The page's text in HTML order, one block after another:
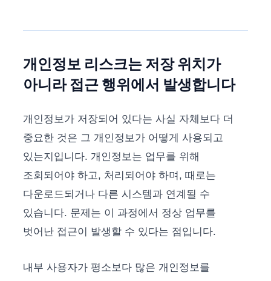
개인정보 리스크는 저장 위치가
아니라 접근 행위에서 발생합니다
개인정보가 저장되어 있다는 사실 자체보다 더
중요한 것은 그 개인정보가 어떻게 사용되고
있는지입니다. 개인정보는 업무를 위해
조회되어야 하고, 처리되어야 하며, 때로는
다운로드되거나 다른 시스템과 연계될 수
있습니다. 문제는 이 과정에서 정상 업무를
벗어난 접근이 발생할 수 있다는 점입니다.
내부 사용자가 평소보다 많은 개인정보를